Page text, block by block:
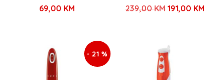
69,00 KM 239,00KM Izvorna
je:
239,00 KM.
191,00 KM
- 21 %